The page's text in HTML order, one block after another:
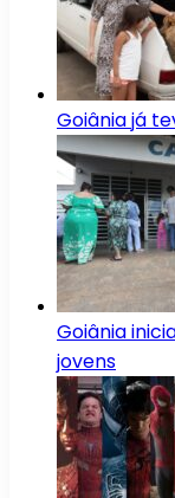
Goiânia já
Goiânia
jovens